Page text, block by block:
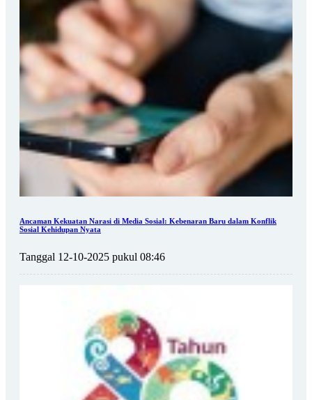
Ancaman Kekuatan Narasi di Media Sosial: Kebenaran Baru dalam Konflik
Sosial Kehidupan Nyata
Tanggal 12-10-2025 pukul 08:46